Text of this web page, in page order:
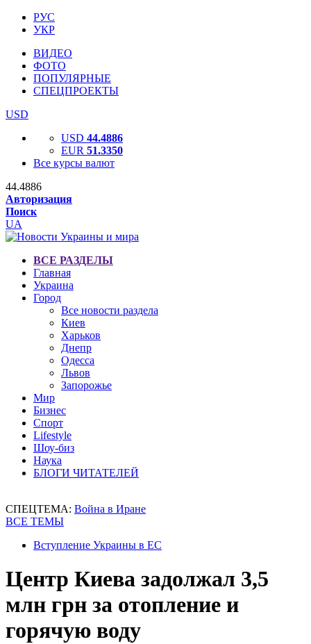
РУС
УКР
ВИДЕО
ФОТО
ПОПУЛЯРНЫЕ
СПЕЦПРОЕКТЫ
USD
USD 44.4886
EUR 51.3350
Все курсы валют
44.4886
Авторизация
Поиск
UA
ВСЕ РАЗДЕЛЫ
Главная
Украина
Город
Все новости раздела
Киев
Харьков
Днепр
Одесса
Львов
Запорожье
Мир
Бизнес
Спорт
Lifestyle
Шоу-биз
Наука
БЛОГИ ЧИТАТЕЛЕЙ
СПЕЦТЕМА: Война в Иране
ВСЕ ТЕМЫ
Вступление Украины в ЕС
Центр Киева задолжал 3,5
млн грн за отопление и
горячую воду